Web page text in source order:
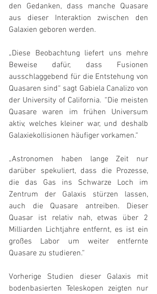
den Gedanken, dass manche Quasare
aus dieser Interaktion zwischen den
Galaxien geboren werden.
„Diese Beobachtung liefert uns mehre
Beweise dafür, dass Fusionen
ausschlaggebend für die Entstehung von
Quasaren sind“ sagt Gabiela Canalizo von
der University of California. “Die meisten
Quasare waren im frühen Universum
aktiv, welches kleiner war, und deshalb
Galaxiekollisionen häufiger vorkamen.“
„Astronomen haben lange Zeit nur
darüber spekuliert, dass die Prozesse,
die das Gas ins Schwarze Loch im
Zentrum der Galaxis stürzen lassen,
auch die Quasare antreiben. Dieser
Quasar ist relativ nah, etwas über 2
Milliarden Lichtjahre entfernt, es ist ein
großes Labor um weiter entfernte
Quasare zu studieren.“
Vorherige Studien dieser Galaxis mit
bodenbasierten Teleskopen zeigten nur